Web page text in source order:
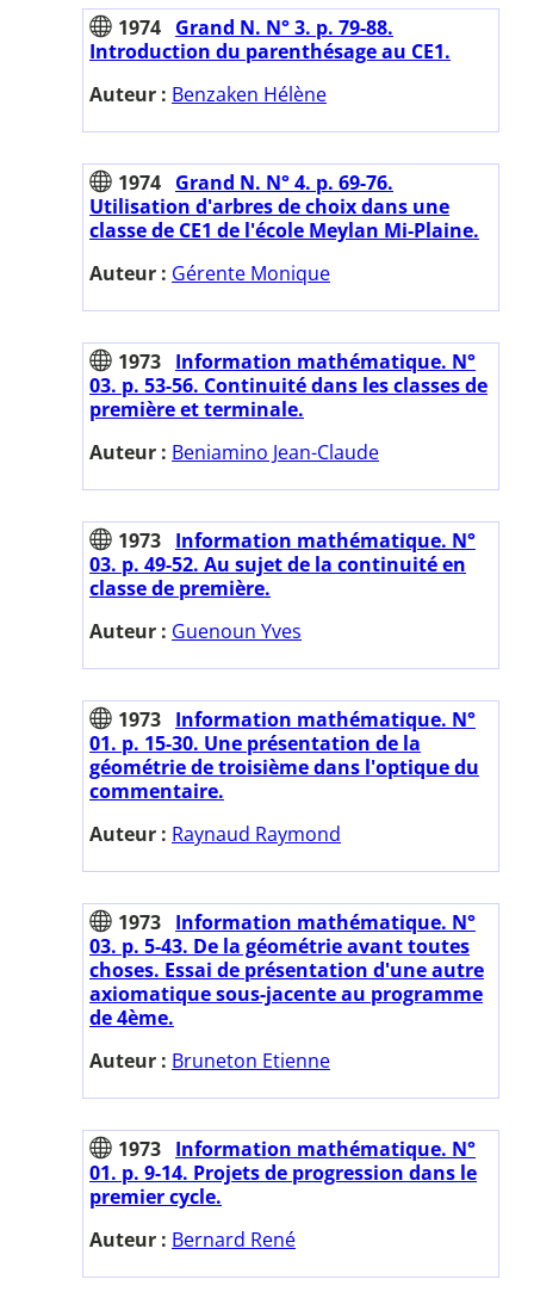
1974 Grand N. N° 3. p. 79-88.
Introduction du parenthésage au CE1.
Auteur : Benzaken Hélène
1974 Grand N. N° 4. p. 69-76.
Utilisation d'arbres de choix dans une
classe de CE1 de l'école Meylan Mi-Plaine.
Auteur : Gérente Monique
1973 Information mathématique. N°
03. p. 53-56. Continuité dans les classes de
première et terminale.
Auteur : Beniamino Jean-Claude
1973 Information mathématique. N°
03. p. 49-52. Au sujet de la continuité en
classe de première.
Auteur : Guenoun Yves
1973 Information mathématique. N°
01. p. 15-30. Une présentation de la
géométrie de troisième dans l'optique du
commentaire.
Auteur : Raynaud Raymond
1973 Information mathématique. N°
03. p. 5-43. De la géométrie avant toutes
choses. Essai de présentation d'une autre
axiomatique sous-jacente au programme
de 4ème.
Auteur : Bruneton Etienne
1973 Information mathématique. N°
01. p. 9-14. Projets de progression dans le
premier cycle.
Auteur : Bernard René